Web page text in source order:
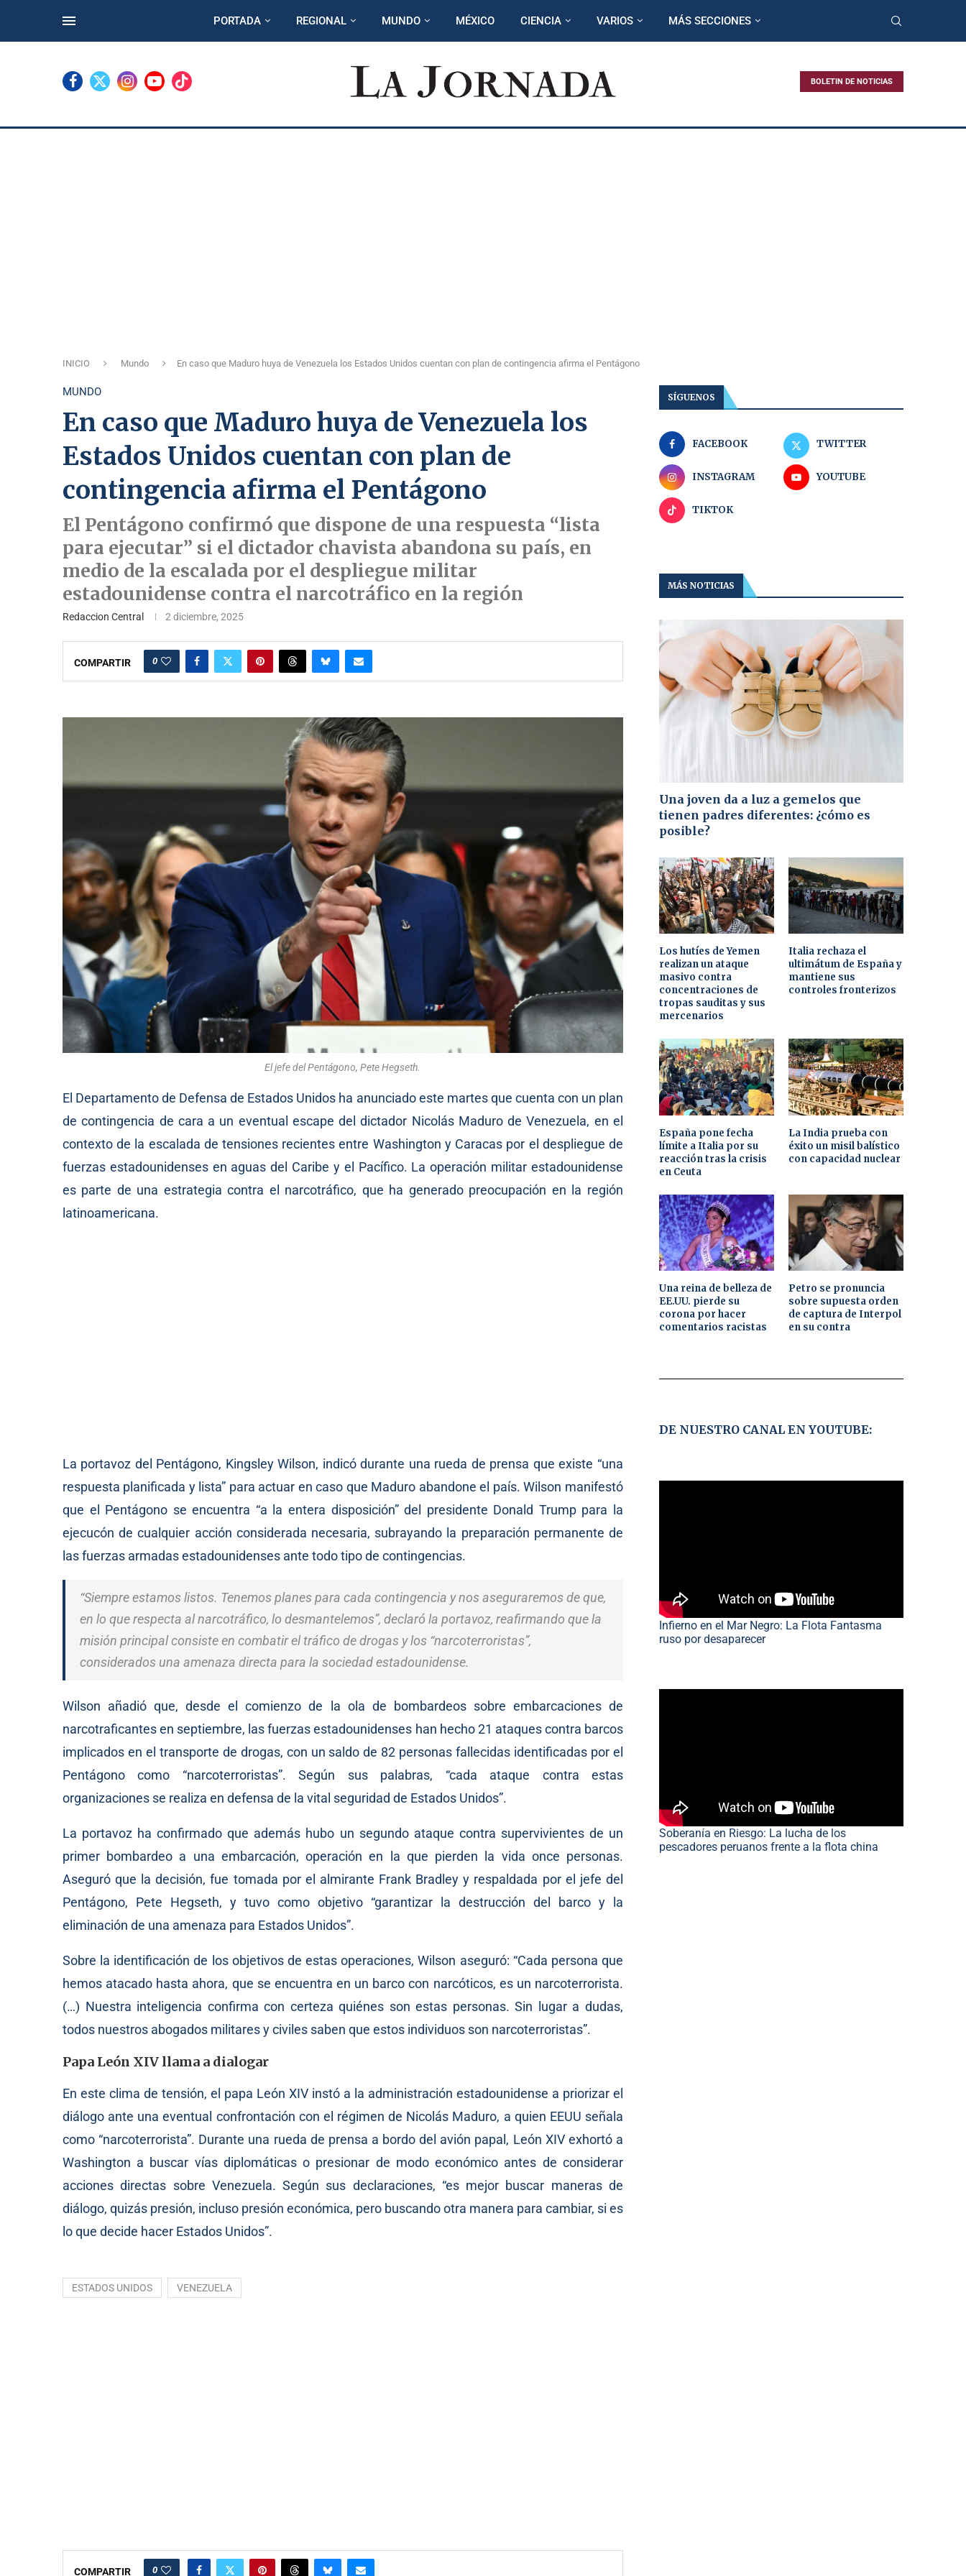
PORTADA REGIONAL MUNDO MÉXICO CIENCIA VARIOS MÁS SECCIONES
BOLETIN DE NOTICIAS
INICIO Mundo En caso que Maduro huya de Venezuela los Estados Unidos cuentan con plan de contingencia afirma el Pentágono
MUNDO
En caso que Maduro huya de Venezuela los
Estados Unidos cuentan con plan de
contingencia afirma el Pentágono
El Pentágono confirmó que dispone de una respuesta “lista
para ejecutar” si el dictador chavista abandona su país, en
medio de la escalada por el despliegue militar
estadounidense contra el narcotráfico en la región
Redaccion Central 2 diciembre, 2025
COMPARTIR 0
El jefe del Pentágono, Pete Hegseth.
El Departamento de Defensa de Estados Unidos ha anunciado este martes que cuenta con un plan
de contingencia de cara a un eventual escape del dictador Nicolás Maduro de Venezuela, en el
contexto de la escalada de tensiones recientes entre Washington y Caracas por el despliegue de
fuerzas estadounidenses en aguas del Caribe y el Pacífico. La operación militar estadounidense
es parte de una estrategia contra el narcotráfico, que ha generado preocupación en la región
latinoamericana.
La portavoz del Pentágono, Kingsley Wilson, indicó durante una rueda de prensa que existe “una
respuesta planificada y lista” para actuar en caso que Maduro abandone el país. Wilson manifestó
que el Pentágono se encuentra “a la entera disposición” del presidente Donald Trump para la
ejecucón de cualquier acción considerada necesaria, subrayando la preparación permanente de
las fuerzas armadas estadounidenses ante todo tipo de contingencias.
“Siempre estamos listos. Tenemos planes para cada contingencia y nos aseguraremos de que,
en lo que respecta al narcotráfico, lo desmantelemos”, declaró la portavoz, reafirmando que la
misión principal consiste en combatir el tráfico de drogas y los “narcoterroristas”,
considerados una amenaza directa para la sociedad estadounidense.
Wilson añadió que, desde el comienzo de la ola de bombardeos sobre embarcaciones de
narcotraficantes en septiembre, las fuerzas estadounidenses han hecho 21 ataques contra barcos
implicados en el transporte de drogas, con un saldo de 82 personas fallecidas identificadas por el
Pentágono como “narcoterroristas”. Según sus palabras, “cada ataque contra estas
organizaciones se realiza en defensa de la vital seguridad de Estados Unidos”.
La portavoz ha confirmado que además hubo un segundo ataque contra supervivientes de un
primer bombardeo a una embarcación, operación en la que pierden la vida once personas.
Aseguró que la decisión, fue tomada por el almirante Frank Bradley y respaldada por el jefe del
Pentágono, Pete Hegseth, y tuvo como objetivo “garantizar la destrucción del barco y la
eliminación de una amenaza para Estados Unidos”.
Sobre la identificación de los objetivos de estas operaciones, Wilson aseguró: “Cada persona que
hemos atacado hasta ahora, que se encuentra en un barco con narcóticos, es un narcoterrorista.
(…) Nuestra inteligencia confirma con certeza quiénes son estas personas. Sin lugar a dudas,
todos nuestros abogados militares y civiles saben que estos individuos son narcoterroristas”.
Papa León XIV llama a dialogar
En este clima de tensión, el papa León XIV instó a la administración estadounidense a priorizar el
diálogo ante una eventual confrontación con el régimen de Nicolás Maduro, a quien EEUU señala
como “narcoterrorista”. Durante una rueda de prensa a bordo del avión papal, León XIV exhortó a
Washington a buscar vías diplomáticas o presionar de modo económico antes de considerar
acciones directas sobre Venezuela. Según sus declaraciones, “es mejor buscar maneras de
diálogo, quizás presión, incluso presión económica, pero buscando otra manera para cambiar, si es
lo que decide hacer Estados Unidos”.
ESTADOS UNIDOS VENEZUELA
COMPARTIR 0
SÍGUENOS
FACEBOOK TWITTER
INSTAGRAM YOUTUBE
TIKTOK
MÁS NOTICIAS
Una joven da a luz a gemelos que
tienen padres diferentes: ¿cómo es
posible?
Los hutíes de Yemen
realizan un ataque
masivo contra
concentraciones de
tropas sauditas y sus
mercenarios
Italia rechaza el
ultimátum de España y
mantiene sus
controles fronterizos
España pone fecha
límite a Italia por su
reacción tras la crisis
en Ceuta
La India prueba con
éxito un misil balístico
con capacidad nuclear
Una reina de belleza de
EE.UU. pierde su
corona por hacer
comentarios racistas
Petro se pronuncia
sobre supuesta orden
de captura de Interpol
en su contra
DE NUESTRO CANAL EN YOUTUBE:
Infierno en el Mar Negro: La Flota Fantasma
ruso por desaparecer
Soberanía en Riesgo: La lucha de los
pescadores peruanos frente a la flota china